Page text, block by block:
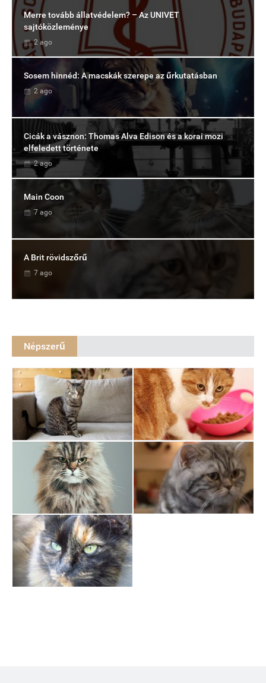
Merre tovább állatvédelem? – Az UNIVET
sajtóközleménye
2 ago
Sosem hinnéd: A macskák szerepe az űrkutatásban
2 ago
Cicák a vásznon: Thomas Alva Edison és a korai mozi
elfeledett története
2 ago
Main Coon
7 ago
A Brit rövidszőrű
7 ago
Népszerű